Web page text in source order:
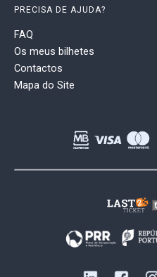
PRECISA DE AJUDA?
FAQ
Os meus bilhetes
Contactos
Mapa do Site